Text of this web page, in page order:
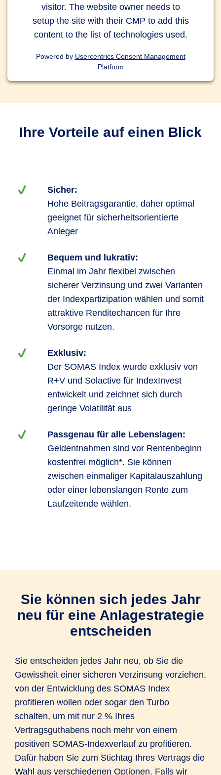
visitor. The website owner needs to
setup the site with their CMP to add this
content to the list of technologies used.
Powered by Usercentrics Consent Management
Platform
Ihre Vorteile auf einen Blick
Sicher:
Hohe Beitragsgarantie, daher optimal
geeignet für sicherheitsorientierte
Anleger
Bequem und lukrativ:
Einmal im Jahr flexibel zwischen
sicherer Verzinsung und zwei Varianten
der Indexpartizipation wählen und somit
attraktive Renditechancen für Ihre
Vorsorge nutzen.
Exklusiv:
Der SOMAS Index wurde exklusiv von
R+V und Solactive für IndexInvest
entwickelt und zeichnet sich durch
geringe Volatilität aus
Passgenau für alle Lebenslagen:
Geldentnahmen sind vor Rentenbeginn
kostenfrei möglich*. Sie können
zwischen einmaliger Kapitalauszahlung
oder einer lebenslangen Rente zum
Laufzeitende wählen.
Sie können sich jedes Jahr
neu für eine Anlagestrategie
entscheiden
Sie entscheiden jedes Jahr neu, ob Sie die
Gewissheit einer sicheren Verzinsung vorziehen,
von der Entwicklung des SOMAS Index
profitieren wollen oder sogar den Turbo
schalten, um mit nur 2 % Ihres
Vertragsguthabens noch mehr von einem
positiven SOMAS-Indexverlauf zu profitieren.
Dafür haben Sie zum Stichtag Ihres Vertrags die
Wahl aus verschiedenen Optionen. Falls wir